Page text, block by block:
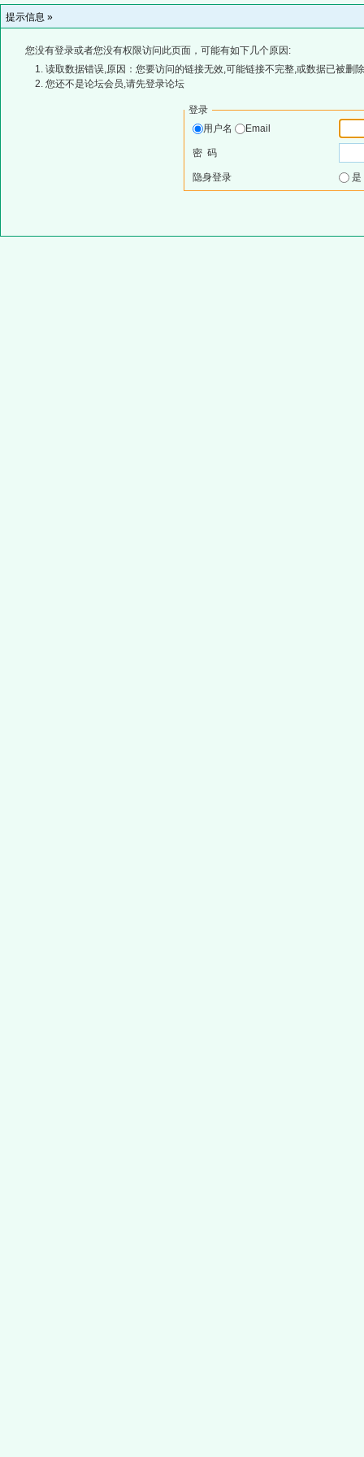
提示信息 »
您没有登录或者您没有权限访问此页面，可能有如下几个原因:
读取数据错误,原因：您要访问的链接无效,可能链接不完整,或数据已被删
您还不是论坛会员,请先登录论坛
登录
用户名
Email
密 码
隐身登录